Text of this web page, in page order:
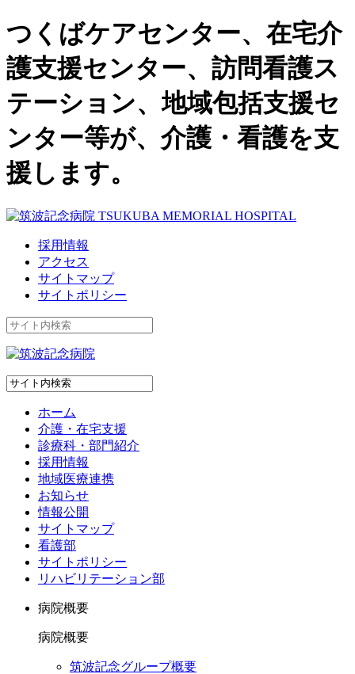
つくばケアセンター、在宅介
護支援センター、訪問看護ス
テーション、地域包括支援セ
ンター等が、介護・看護を支
援します。
採用情報
アクセス
サイトマップ
サイトポリシー
ホーム
介護・在宅支援
診療科・部門紹介
採用情報
地域医療連携
お知らせ
情報公開
サイトマップ
看護部
サイトポリシー
リハビリテーション部
病院概要
病院概要
筑波記念グループ概要